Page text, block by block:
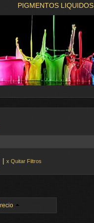
PIGMENTOS LIQUIDOS
| x Quitar Filtros